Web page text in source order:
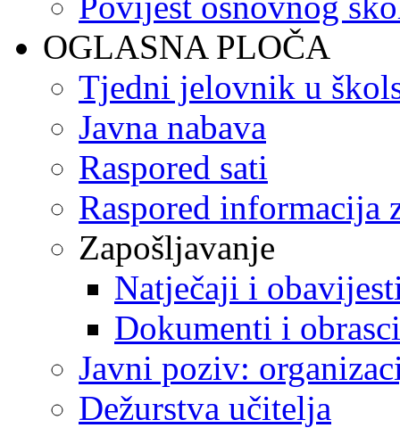
OGLASNA PLOČA
Tjedni jelovnik u
Javna nabava
Raspored sati
Raspored informacija
Zapošljavanje
Natječaji i
Dokumenti i obrasci
Javni poziv:
Dežurstva učitelja